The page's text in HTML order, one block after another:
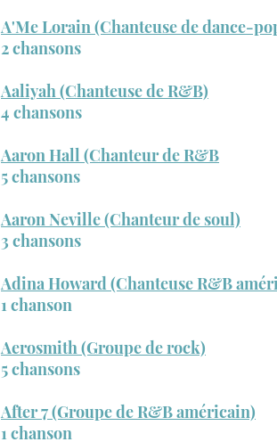
A'Me Lorain (Chanteuse de dance-
2 chansons
Aaliyah (Chanteuse de R&B)
4 chansons
Aaron Hall (Chanteur de R&B
5 chansons
Aaron Neville (Chanteur de soul)
3 chansons
Adina Howard (Chanteuse R&B
1 chanson
Aerosmith (Groupe de rock)
5 chansons
After 7 (Groupe de R&B américain)
1 chanson